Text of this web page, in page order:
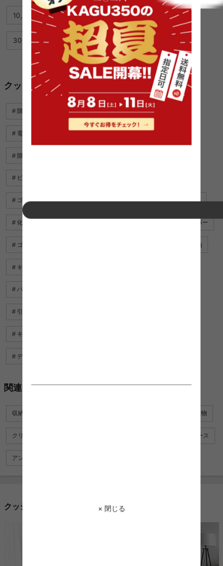
× 閉じる
10,000円〜19,999円 20,000円〜29,999円
30,000円〜
クッションに関するキーワード
隙間収納 キッチン パントリー 収納 ボックス
電源 タップ 収納 コード ボックス 雑貨 可愛い
隙間 ラック
ビーズクッション おしゃれ
ゴミ箱 ベージュ アンティーク インテリア 調味料 収納
化粧品 収納 ソファ クッション カバー
ゴミ箱 リビング マグネット 収納
キッチン 用品 通販
パントリー 収納 ボックス おすすめ
引き出し 整理
キッチン 用品
ディスプレイ ボックス
関連カテゴリ
収納雑貨 観葉植物
クリスマスツリー ティッシュケース
アンブレラスタンド・傘立て
クッションを使用したコーディネート例